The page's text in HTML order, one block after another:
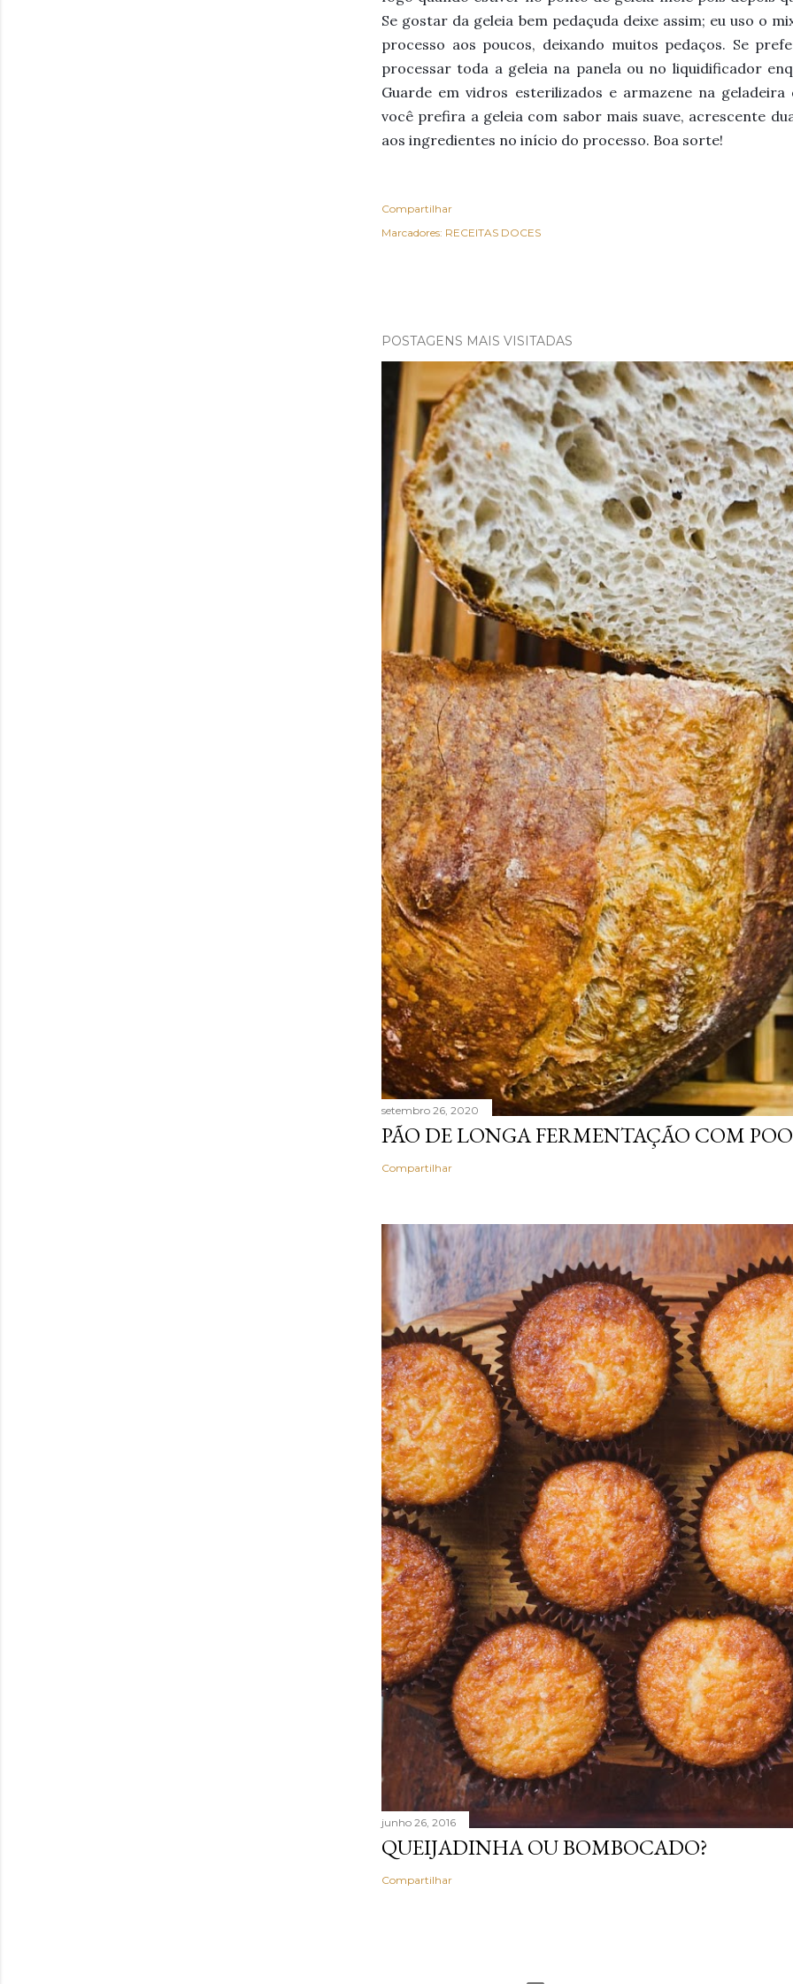
Se gostar da geleia bem pedaçuda deixe assim; eu uso o
processo aos poucos, deixando muitos pedaços. Se
processar toda a geleia na panela ou no liquidificador
Guarde em vidros esterilizados e armazene na geladeira
você prefira a geleia com sabor mais suave, acrescente
aos ingredientes no início do processo. Boa sorte!
Compartilhar
Marcadores: RECEITAS DOCES
POSTAGENS MAIS VISITADAS
setembro 26, 2020
PÃO DE LONGA FERMENTAÇÃO COM
Compartilhar
junho 26, 2016
QUEIJADINHA OU BOMBOCADO?
Compartilhar